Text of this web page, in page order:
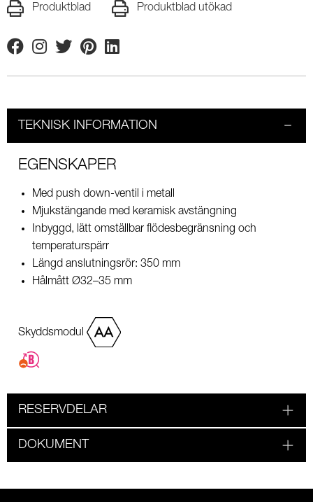
Produktblad Produktblad utökad
FacebookInstagram
TwitterPinterestLinkedin
TEKNISK INFORMATION
EGENSKAPER
Med push down-ventil i metall
Mjukstängande med keramisk avstängning
Inbyggd, lätt omställbar flödesbegränsning och
temperaturspärr
Längd anslutningsrör: 350 mm
Hålmått Ø32–35 mm
Skyddsmodul
RESERVDELAR
DOKUMENT